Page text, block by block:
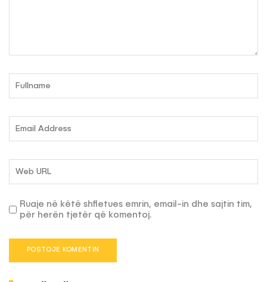
Ruaje në këtë shfletues emrin, email-in dhe sajtin tim,
për herën tjetër që komentoj.